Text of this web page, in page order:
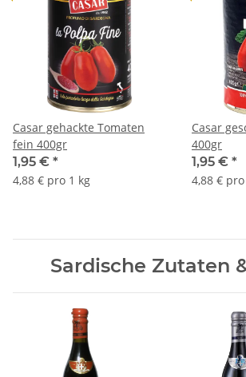
Casar gehackte Tomaten
fein 400gr
1,95 € *
4,88 € pro 1 kg
Casar
400gr
1,95 € *
4,88 €
Sardische Zutaten